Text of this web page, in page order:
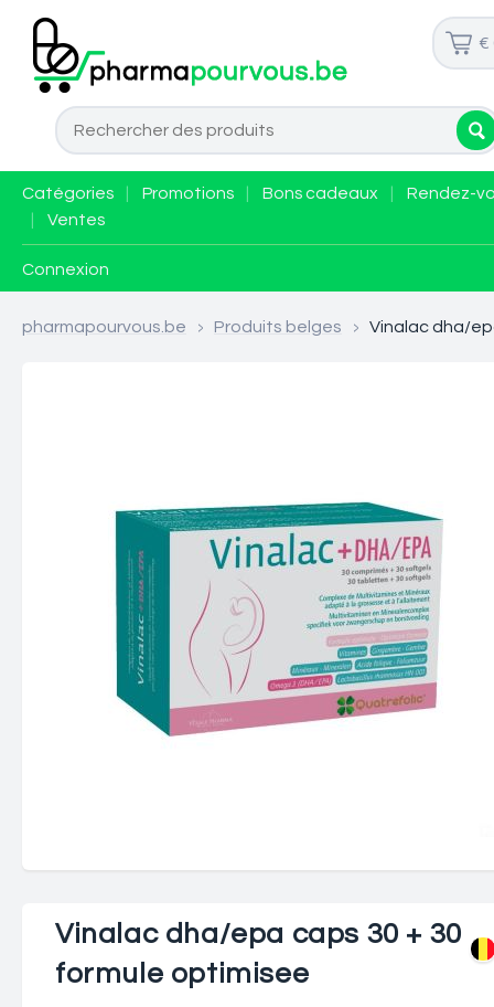
€
Catégories Promotions Bons cadeaux
Rendez-
Ventes
Connexion
pharmapourvous.be > Produits belges > Vinalac dha/
Vinalac dha/epa caps 30 + 30
formule optimisee